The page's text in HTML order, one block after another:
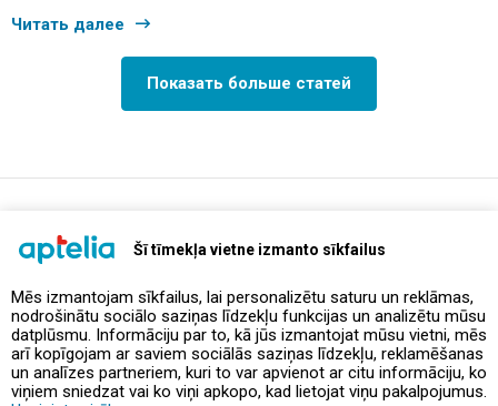
Šī tīmekļa vietne izmanto sīkfailus
Mēs izmantojam sīkfailus, lai personalizētu saturu un reklāmas,
nodrošinātu sociālo saziņas līdzekļu funkcijas un analizētu mūsu
datplūsmu. Informāciju par to, kā jūs izmantojat mūsu vietni, mēs
arī kopīgojam ar saviem sociālās saziņas līdzekļu, reklamēšanas
un analīzes partneriem, kuri to var apvienot ar citu informāciju, ko
viņiem sniedzat vai ko viņi apkopo, kad lietojat viņu pakalpojumus.
Читать далее
Показать больше статей
Предложения и акции
Контакты